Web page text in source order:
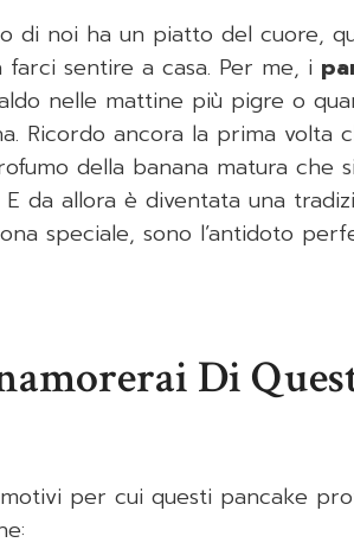
di noi ha un piatto del cuore,
sentire a casa. Per me, i
nelle mattine più pigre o
Ricordo ancora la prima volta
della banana matura che
da allora è diventata una
speciale, sono l’antidoto
Di
per cui questi pancake